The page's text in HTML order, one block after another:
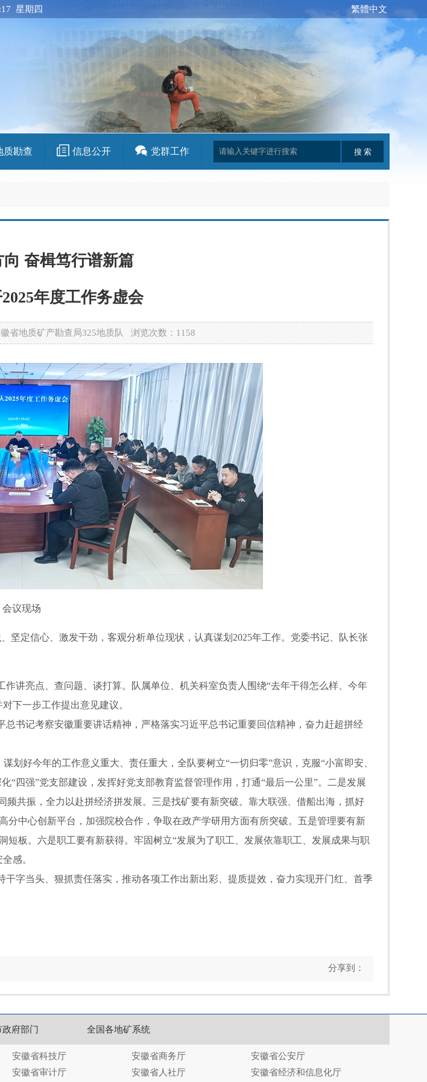
星期四 繁體中文
质勘查 信息公开 党群工作
奋楫笃行谱新篇
年度工作务虚会
省地质矿产勘查局325地质队 浏览次数： 1158
会议现场
定信心、激发干劲，客观分析单位现状，认真谋划2025年工作。党委书记、队长张
亮点、查问题、谈打算。队属单位、机关科室负责人围绕“去年干得怎么样、今年
下一步工作提出意见建议。
书记考察安徽重要讲话精神，严格落实习近平总书记重要回信精神，奋力赶超拼经
好今年的工作意义重大、责任重大，全队要树立“一切归零”意识，克服“小富即安、
“四强”党支部建设，发挥好党支部教育监督管理作用，打通“最后一公里”。二是发展
共振，全力以赴拼经济拼发展。三是找矿要有新突破。靠大联强、借船出海，抓好
中心创新平台，加强院校合作，争取在政产学研用方面有所突破。五是管理要有新
板。六是职工要有新获得。牢固树立“发展为了职工、发展依靠职工、发展成果与职
感。
当头、狠抓责任落实，推动各项工作出新出彩、提质提效，奋力实现开门红、首季
分享到：
府部门 全国各地矿系统
安徽省科技厅 安徽省商务厅
安徽省公安厅
安徽省审计厅 安徽省人社厅 安徽省经济和信息化厅